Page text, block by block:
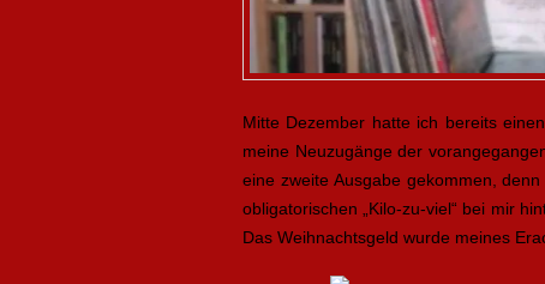
Mitte Dezember hatte ich bereits einen
meine Neuzugänge der
eine zweite Ausgabe gekommen,
obligatorischen „Kilo-zu-viel“ bei mir
Das Weihnachtsgeld wurde meines